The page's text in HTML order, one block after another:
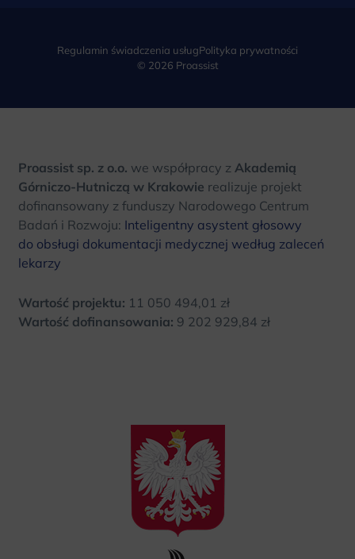
Regulamin świadczenia usługPolityka prywatności
© 2026 Proassist
Proassist sp. z o.o. we współpracy z Akademią
Górniczo-Hutniczą w Krakowie realizuje projekt
dofinansowany z funduszy Narodowego Centrum
Badań i Rozwoju: Inteligentny asystent głosowy
do obsługi dokumentacji medycznej według zaleceń
lekarzy
Wartość projektu: 11 050 494,01 zł
Wartość dofinansowania: 9 202 929,84 zł